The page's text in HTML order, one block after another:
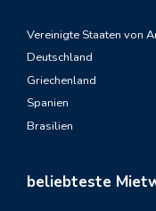
Vereinigte Staaten von
Deutschland
Griechenland
Spanien
Brasilien
beliebteste